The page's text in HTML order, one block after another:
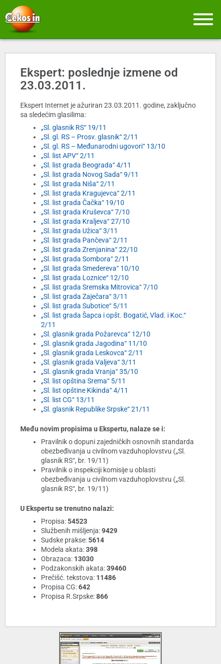
Ekspert: poslednje izmene od
23.03.2011.
Ekspert Internet je ažuriran 23.03.2011. godine, zaključno
sa sledećim glasilima:
„Sl. glasnik RS“ 19/11
„Sl. gl. RS – Prosv. glasnik“ 2/11
„Sl. gl. RS – Međunarodni ugovori“ 13/10
„Sl. list APV“ 2/11
„Sl. list grada Beograda“ 4/11
„Sl. list grada Novog Sada“ 9/11
„Sl. list grada Niša“ 2/11
„Sl. list grada Kragujevca“ 2/11
„Sl. list grada Čačka“ 19/10
„Sl. list grada Kruševca“ 7/10
„Sl. list grada Kraljeva“ 27/10
„Sl. list grada Užica“ 3/11
„Sl. list grada Pančeva“ 2/11
„Sl. list grada Zrenjanina“ 22/10
„Sl. list grada Sombora“ 2/11
„Sl. list grada Smedereva“ 10/10
„Sl. list grada Loznice“ 12/10
„Sl. list grada Sremska Mitrovica“ 7/10
„Sl. list grada Zaječara“ 3/11
„Sl. list grada Subotice“ 5/11
„Sl. list grada Šapca i opšt. Bogatić, Vlad. i Koc.“
2/11
„Sl. glasnik grada Požarevca“ 12/10
„Sl. glasnik grada Jagodina“ 11/10
„Sl. glasnik grada Leskovca“ 2/11
„Sl. glasnik grada Valjeva“ 3/11
„Sl. glasnik grada Vranja“ 35/10
„Sl. list opština Srema“ 5/11
„Sl. list opštine Kikinda“ 4/11
„Sl. list CG“ 13/11
„Sl. glasnik Republike Srpske“ 21/11
Među novim propisima u Ekspertu, nalaze se i:
Pravilnik o dopuni zajedničkih osnovnih standarda
obezbeđivanja u civilnom vazduhoplovstvu („Sl.
glasnik RS“, br. 19/11)
Pravilnik o inspekciji komisije u oblasti
obezbeđivanja u civilnom vazduhoplovstvu („Sl.
glasnik RS“, br. 19/11)
U Ekspertu se trenutno nalazi:
Propisa:54523
Službenih mišljenja:9429
Sudske prakse:5614
Modela akata:398
Obrazaca: 13030
Podzakonskih akata:39460
Prečišć. tekstova: 11486
Propisa CG:642
Propisa R.Srpske:866